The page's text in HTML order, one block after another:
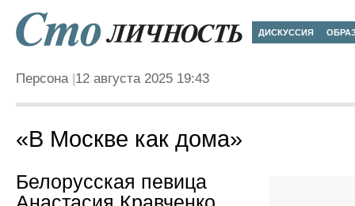
ДИСКУССИЯ
Персона 12 августа 2025 19:43
«В Москве как дома»
Белорусская певица